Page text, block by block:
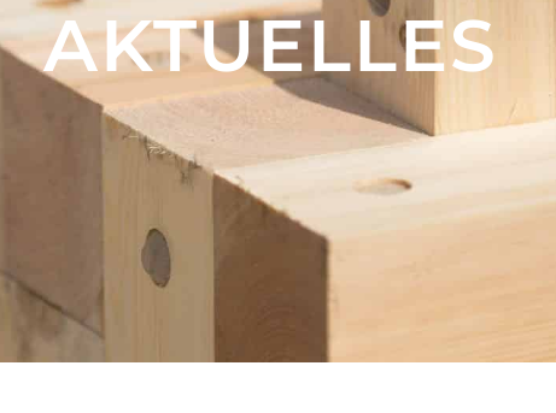
AKTUELLES